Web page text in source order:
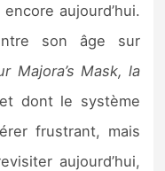
aujourd’hui.
son âge sur
Majora’s Mask, la
dont le système
frustrant, mais
aujourd’hui,